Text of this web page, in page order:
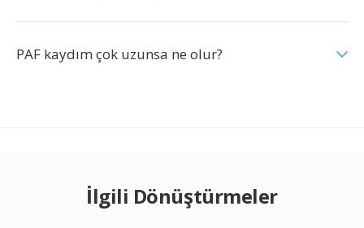
PAF kaydım çok uzunsa ne olur?
İlgili Dönüştürmeler